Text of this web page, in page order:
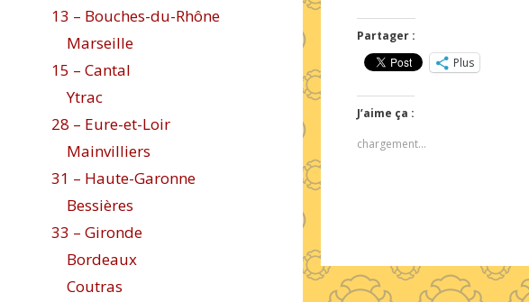
Partager :
Plus
J’aime ça :
chargement…
13 – Bouches-du-Rhône
Marseille
15 – Cantal
Ytrac
28 – Eure-et-Loir
Mainvilliers
31 – Haute-Garonne
Bessières
33 – Gironde
Bordeaux
Coutras